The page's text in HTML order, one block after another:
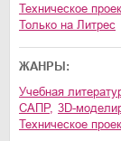
техническое
только на Литрес
ЖАНРЫ:
учебная
САПР, 3D-
техническое